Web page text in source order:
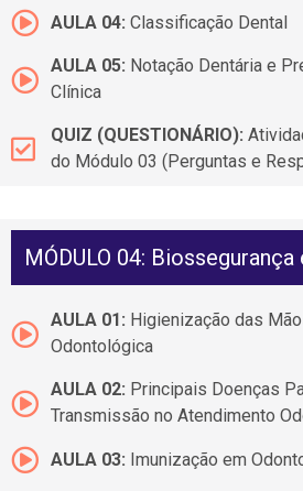
AULA 04: Classificação Dental
AULA 05: Notação Dentária e
Clínica
QUIZ (QUESTIONÁRIO):
do Módulo 03 (Perguntas e
MÓDULO 04:
AULA 01: Higienização das
Odontológica
AULA 02: Principais Doenças
Transmissão no Atendimento
AULA 03: Imunização em